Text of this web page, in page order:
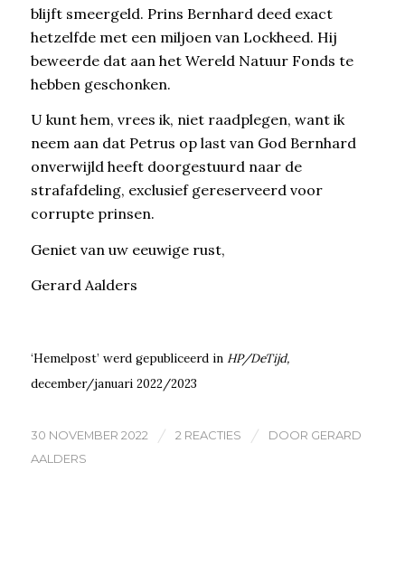
blijft smeergeld. Prins Bernhard deed exact
hetzelfde met een miljoen van Lockheed. Hij
beweerde dat aan het Wereld Natuur Fonds te
hebben geschonken.
U kunt hem, vrees ik, niet raadplegen, want ik
neem aan dat Petrus op last van God Bernhard
onverwijld heeft doorgestuurd naar de
strafafdeling, exclusief gereserveerd voor
corrupte prinsen.
Geniet van uw eeuwige rust,
Gerard Aalders
‘Hemelpost’ werd gepubliceerd in HP/DeTijd,
december/januari 2022/2023
30 NOVEMBER 2022 / 2 REACTIES / DOOR GERARD
AALDERS